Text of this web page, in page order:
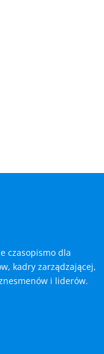
czasopismo dla
kadry zarządzającej,
i liderów.